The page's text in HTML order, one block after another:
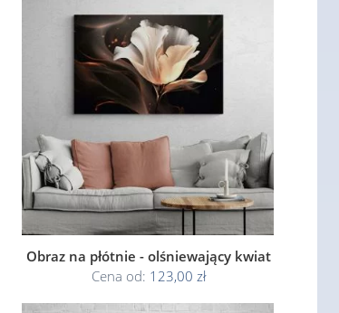
Obraz na płótnie - olśniewający kwiat
Cena od: 123,00 zł